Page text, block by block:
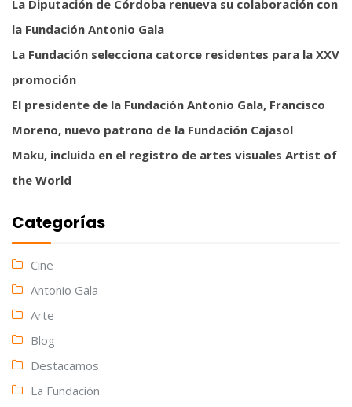
La Diputación de Córdoba renueva su colaboración con
la Fundación Antonio Gala
La Fundación selecciona catorce residentes para la XXV
promoción
El presidente de la Fundación Antonio Gala, Francisco
Moreno, nuevo patrono de la Fundación Cajasol
Maku, incluida en el registro de artes visuales Artist of
the World
Categorías
Cine
Antonio Gala
Arte
Blog
Destacamos
La Fundación